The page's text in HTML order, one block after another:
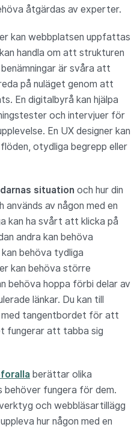
åtgärdas av experter.
kan webbplatsen uppfattas
handla om att strukturen
är svåra att
på nuläget genom att
En digitalbyrå kan hjälpa
och intervjuer för
En UX designer kan
otydliga begrepp eller
situation och hur din
av någon med en
kan ha svårt att klicka på
andra kan behöva
behöva tydliga
kan behöva större
behöva hoppa förbi delar av
länkar. Du kan till
tangentbordet för att
fungerar att tabba sig
berättar olika
behöver fungera för dem.
och webbläsartillägg
hur någon med en